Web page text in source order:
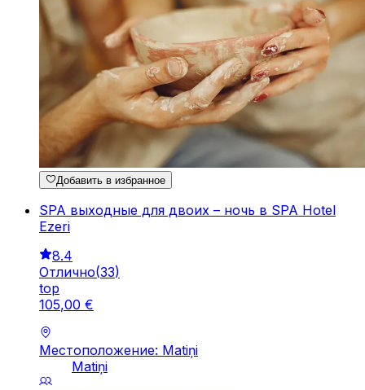
Добавить в избранное
SPA выходные для двоих – ночь в SPA Hotel
Ezeri
8.4
Отлично(33)
top
105,00 €
Местоположение: Matiņi
Matiņi